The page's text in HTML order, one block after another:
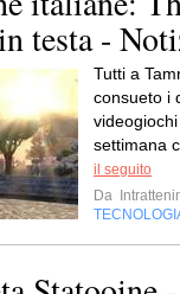
testa -
Tutti a
consueto i
settimana
il seguito
Da